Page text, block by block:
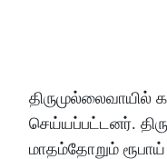
செய்யப்பட்டனர்.
மாதம்தோறும்